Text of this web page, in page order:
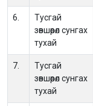
6.
Тусгай
зөвшөөрөл сунгах
тухай
7.
Тусгай
зөвшөөрөл сунгах
тухай